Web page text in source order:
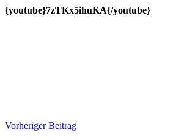
{youtube}7zTKx5ihuKA{/youtube}
Beitragsnavigation
Vorheriger Beitrag